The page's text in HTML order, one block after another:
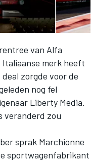
van Alfa
Italiaanse merk heeft
zorgde voor de
nog fel
Liberty Media.
veranderd zou
sprak Marchionne
sportwagenfabrikant